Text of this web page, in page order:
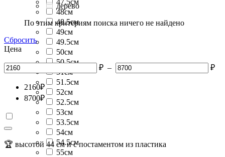
48см
48.5см
49см
49.5см
50см
50.5см
51см
51.5см
52см
52.5см
53см
53.5см
54см
54.5см
55см
дерево
По этим критериям поиска ничего не найдено
Сбросить
Цена
₽ – ₽
2160₽
8700₽
🏆 высотой 44 см и с постаментом из пластика